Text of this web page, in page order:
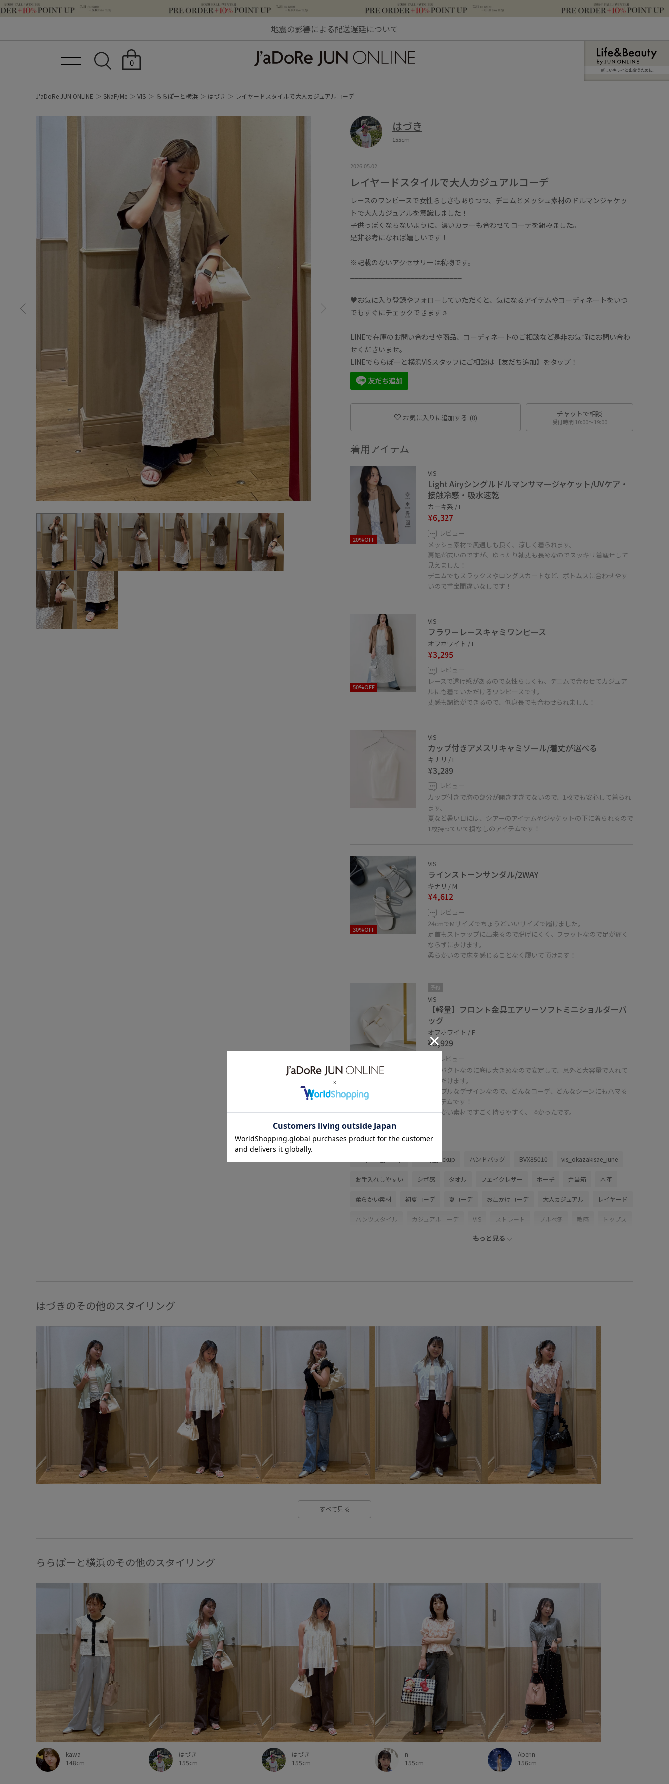
地震の影響による配送遅延について
0
新しいキレイと出合うために。
J'aDoRe JUN ONLINE SNaP/Me VIS ららぽーと横浜 はづき レイヤードスタイルで大人カジュアルコーデ
はづき
155cm
2026.05.02
レイヤードスタイルで大人カジュアルコーデ
レースのワンピースで女性らしさもありつつ、デニムとメッシュ素材のドルマンジャケッ
トで大人カジュアルを意識しました！
子供っぽくならないように、濃いカラーも合わせてコーデを組みました。
是非参考になれば嬉しいです！
※記載のないアクセサリーは私物です。
♥お気に入り登録やフォローしていただくと、気になるアイテムやコーディネートをいつ
でもすぐにチェックできます☺︎
LINEで在庫のお問い合わせや商品、コーディネートのご相談など是非お気軽にお問い合わ
せくださいませ。
LINEでららぽーと横浜VISスタッフにご相談は【友だち追加】をタップ！
お気に入りに追加する (0) チャットで相談
受付時間 10:00〜19:00
着用アイテム
20%OFF
VIS
Light Airyシングルドルマンサマージャケット/UVケア・
接触冷感・吸水速乾
カーキ系 / F
¥6,327
レビュー
メッシュ素材で風通しも良く、涼しく着られます。
肩幅が広いのですが、ゆったり袖丈も長めなのでスッキリ着痩せして
見えました！
デニムでもスラックスやロングスカートなど、ボトムスに合わせやす
いので重宝間違いなしです！
50%OFF
VIS
フラワーレースキャミワンピース
オフホワイト / F
¥3,295
レビュー
レースで透け感があるので女性らしくも、デニムで合わせてカジュア
ルにも着ていただけるワンピースです。
丈感も調節ができるので、低身長でも合わせられました！
VIS
カップ付きアメスリキャミソール/着丈が選べる
キナリ / F
¥3,289
レビュー
カップ付きで胸の部分が開きすぎてないので、1枚でも安心して着られ
ます。
夏など暑い日には、シアーのアイテムやジャケットの下に着られるので
1枚持っていて損なしのアイテムです！
30%OFF
VIS
ラインストーンサンダル/2WAY
キナリ / M
¥4,612
レビュー
24cmでMサイズでちょうどいいサイズで履けました。
足首もストラップに出来るので脱げにくく、フラットなので足が痛く
ならずに歩けます。
柔らかいので床を感じることなく履いて頂けます！
予約
VIS
【軽量】フロント金具エアリーソフトミニショルダーバ
ッグ
オフホワイト / F
¥5,929
レビュー
コンパクトなのに底は大きめなので安定して、意外と大容量で入れて
いただけます。
シンプルなデザインなので、どんなコーデ、どんなシーンにもハマる
アイテムです！
柔らかい素材ですごく持ちやすく、軽かったです。
関連タグ
Wbag_pickup ハンドバッグ BVX85010 vis_okazakisae_june
お手入れしやすい シボ感 タオル フェイクレザー ポーチ 弁当箱 本革
柔らかい素材 初夏コーデ 夏コーデ お出かけコーデ 大人カジュアル レイヤード
パンツスタイル カジュアルコーデ VIS ストレート ブルべ冬 敏感 トップス
テーラードジャケット
さらっとした肌触り アメリカンスリーブ
オフィス オフィスカジュアル オールインワン
カットソー素材 クッション性
スカート スッキリ ストラップ
セットアップ対象商品 パンツ
ヘルシー ベルト ラインストーン 上品
伸縮性 低反発 取り外し可能 取り外し可能なショルダー 吸水速乾
夏の機能素材アイテム 大人っぽい 接触冷感 歩きやすい 洗濯機で洗える
透け感
もっと見る
はづきのその他のスタイリング
すべて見る
ららぽーと横浜のその他のスタイリング
kawa
148cm
はづき
155cm
はづき
155cm
n
155cm
Aberin
156cm